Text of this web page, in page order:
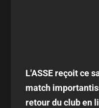
L'ASSE reçoit ce
match
retour du club en